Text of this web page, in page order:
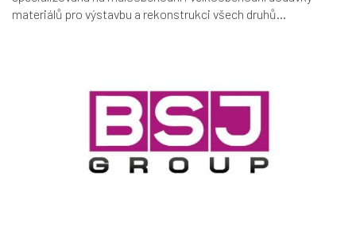
materiálů pro výstavbu a rekonstrukci všech druhů...